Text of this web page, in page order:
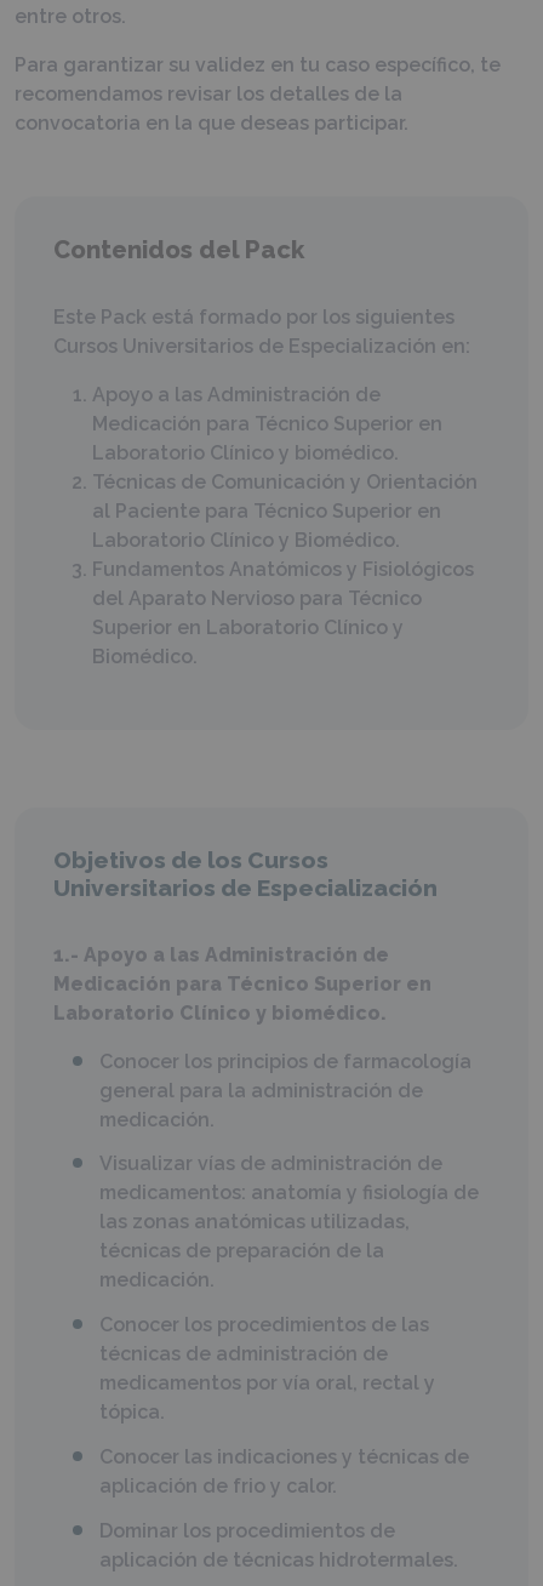
entre otros.
Para garantizar su validez en tu caso específico, te
recomendamos revisar los detalles de la
convocatoria en la que deseas participar.
Contenidos del Pack
Este Pack está formado por los siguientes
Cursos Universitarios de Especialización en:
Apoyo a las Administración de
Medicación para Técnico Superior en
Laboratorio Clínico y biomédico.
Técnicas de Comunicación y Orientación
al Paciente para Técnico Superior en
Laboratorio Clínico y Biomédico.
Fundamentos Anatómicos y Fisiológicos
del Aparato Nervioso para Técnico
Superior en Laboratorio Clínico y
Biomédico.
Objetivos de los Cursos
Universitarios de Especialización
1.- Apoyo a las Administración de
Medicación para Técnico Superior en
Laboratorio Clínico y biomédico.
Conocer los principios de farmacología
general para la administración de
medicación.
Visualizar vías de administración de
medicamentos: anatomía y fisiología de
las zonas anatómicas utilizadas,
técnicas de preparación de la
medicación.
Conocer los procedimientos de las
técnicas de administración de
medicamentos por vía oral, rectal y
tópica.
Conocer las indicaciones y técnicas de
aplicación de frio y calor.
Dominar los procedimientos de
aplicación de técnicas hidrotermales.